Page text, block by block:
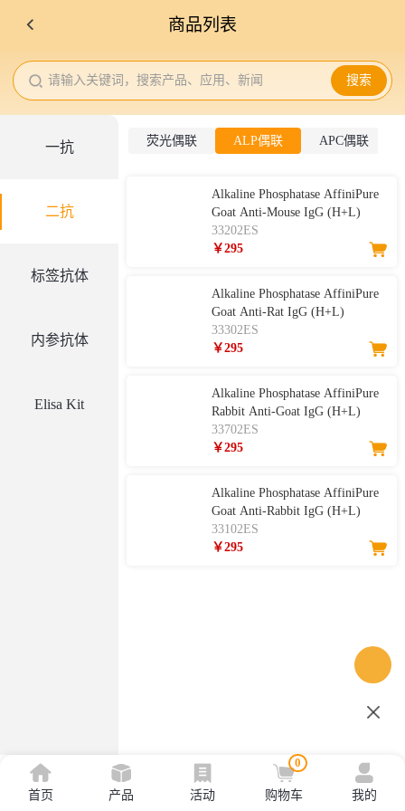
商品列表
请输入关键词，搜索产品、应用、新闻 搜索
一抗
二抗
标签抗体
内参抗体
Elisa Kit
荧光偶联 ALP偶联 APC偶联
Alkaline Phosphatase AffiniPure
Goat Anti-Mouse IgG (H+L)
33202ES
￥295
Alkaline Phosphatase AffiniPure
Goat Anti-Rat IgG (H+L)
33302ES
￥295
Alkaline Phosphatase AffiniPure
Rabbit Anti-Goat IgG (H+L)
33702ES
￥295
Alkaline Phosphatase AffiniPure
Goat Anti-Rabbit IgG (H+L)
33102ES
￥295
首页 产品 活动
0
购物车 我的